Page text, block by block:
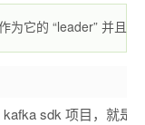
为它的 “leader” 并且
sdk 项目，就是